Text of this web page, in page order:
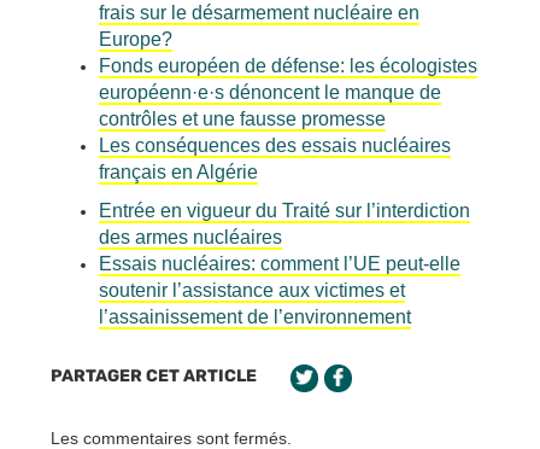
frais sur le désarmement nucléaire en
Europe?
Fonds européen de défense: les écologistes
européenn·e·s dénoncent le manque de
contrôles et une fausse promesse
Les conséquences des essais nucléaires
français en Algérie
Entrée en vigueur du Traité sur l’interdiction
des armes nucléaires
Essais nucléaires: comment l’UE peut-elle
soutenir l’assistance aux victimes et
l’assainissement de l’environnement
PARTAGER CET ARTICLE
Les commentaires sont fermés.